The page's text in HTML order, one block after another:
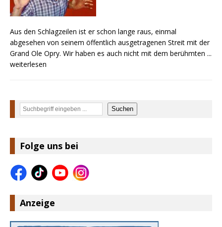
Aus den Schlagzeilen ist er schon lange raus, einmal
abgesehen von seinem öffentlich ausgetragenen Streit mit der
Grand Ole Opry. Wir haben es auch nicht mit dem berühmten ...
weiterlesen
Suchen Suchen
Folge uns bei
Anzeige